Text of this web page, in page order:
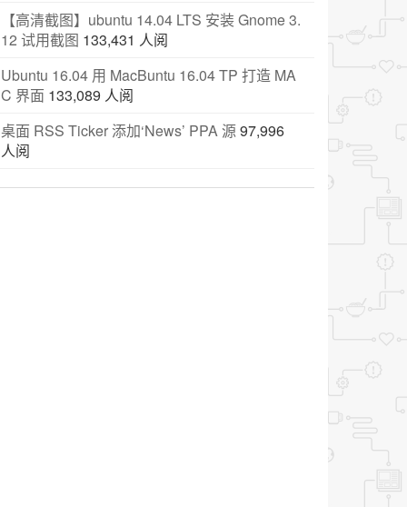
【高清截图】ubuntu 14.04 LTS 安装 Gnome 3.
12 试用截图 133,431 人阅
Ubuntu 16.04 用 MacBuntu 16.04 TP 打造 MA
C 界面 133,089 人阅
桌面 RSS Ticker 添加‘News’ PPA 源97,996
人阅